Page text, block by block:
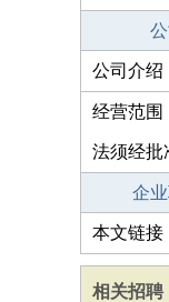
公司介绍
经营范围
法须经批
企
本文链接
相关招聘